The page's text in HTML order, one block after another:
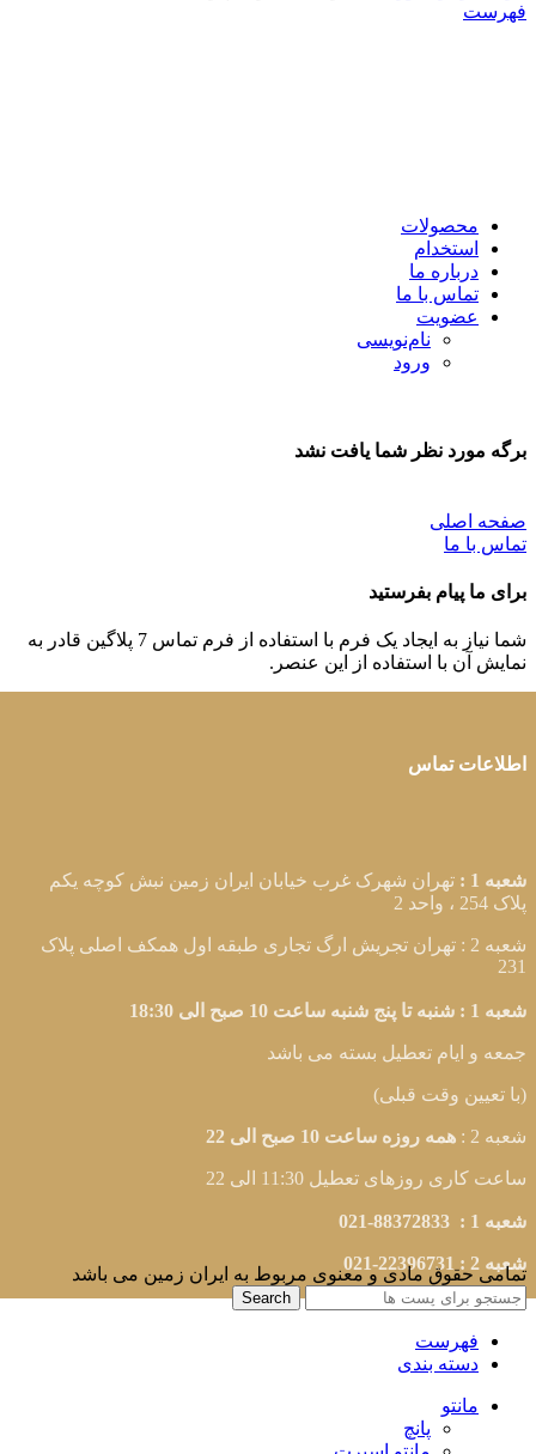
فهرست
محصولات
استخدام
درباره ما
تماس با ما
عضویت
نام‌نویسی
ورود
برگه مورد نظر شما یافت نشد
صفحه اصلی
تماس با ما
برای ما پیام بفرستید
شما نیاز به ایجاد یک فرم با استفاده از فرم تماس 7 پلاگین قادر به
نمایش آن با استفاده از این عنصر.
اطلاعات تماس
شعبه 1 :
تهران شهرک غرب خیابان ایران زمین نبش کوچه یکم
پلاک 254 ، واحد 2
شعبه 2 :
تهران تجریش ارگ تجاری طبقه اول همکف اصلی پلاک
231
شعبه 1 : شنبه تا پنج شنبه ساعت 10 صبح الی 18:30
جمعه و ایام تعطیل بسته می باشد
(با تعیین وقت قبلی)
شعبه 2 : همه روزه ساعت 10 صبح الی 22
ساعت کاری روزهای تعطیل 11:30 الی 22
شعبه 1 : 88372833-021
شعبه 2 : 22396731-021
تمامی حقوق مادی و معنوی مربوط به ایران زمین می باشد
Search
فهرست
دسته بندی
مانتو
پانچ